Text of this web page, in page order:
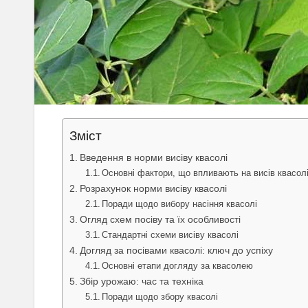
Зміст
Введення в норми висіву квасолі
Основні фактори, що впливають на висів
Розрахунок норми висіву квасолі
Поради щодо вибору насіння квасолі
Огляд схем посіву та їх особливості
Стандартні схеми висіву квасолі
Догляд за посівами квасолі: ключ до успіху
Основні етапи догляду за квасолею
Збір урожаю: час та техніка
Поради щодо збору квасолі